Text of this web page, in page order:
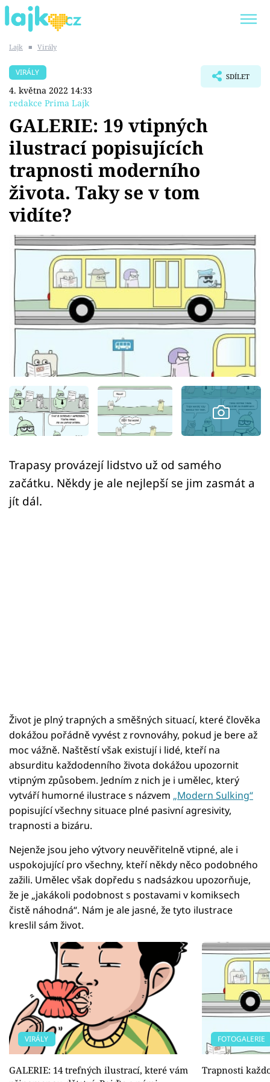
SHOPAHOLICADEL
Témata
Showbyznys
Youtubeři
Virály
Sex a vztahy
Videa
Sledujte prima+
Přihlášení
Sledujte nás
Lajk ■ Virály
VIRÁLY
4. května 2022 14:33
redakce Prima Lajk
SDÍLET
GALERIE: 19 vtipných
ilustrací popisujících
trapnosti moderního
života. Taky se v tom
vidíte?
Trapasy provázejí lidstvo už od samého
začátku. Někdy je ale nejlepší se jim zasmát a
jít dál.
Život je plný trapných a směšných situací, které člověka
dokážou pořádně vyvést z rovnováhy, pokud je bere až
moc vážně. Naštěstí však existují i lidé, kteří na
absurditu každodenního života dokážou upozornit
vtipným způsobem. Jedním z nich je i umělec, který
vytváří humorné ilustrace s názvem „Modern Sulking“
popisující všechny situace plné pasivní agresivity,
trapnosti a bizáru.
Nejenže jsou jeho výtvory neuvěřitelně vtipné, ale i
uspokojující pro všechny, kteří někdy něco podobného
zažili. Umělec však dopředu s nadsázkou upozorňuje,
že je „jakákoli podobnost s postavami v komiksech
čistě náhodná“. Nám je ale jasné, že tyto ilustrace
kreslil sám život.
VIRÁLY
GALERIE: 14 trefných ilustrací, které vám
FOTOGALERIE
Trapnosti